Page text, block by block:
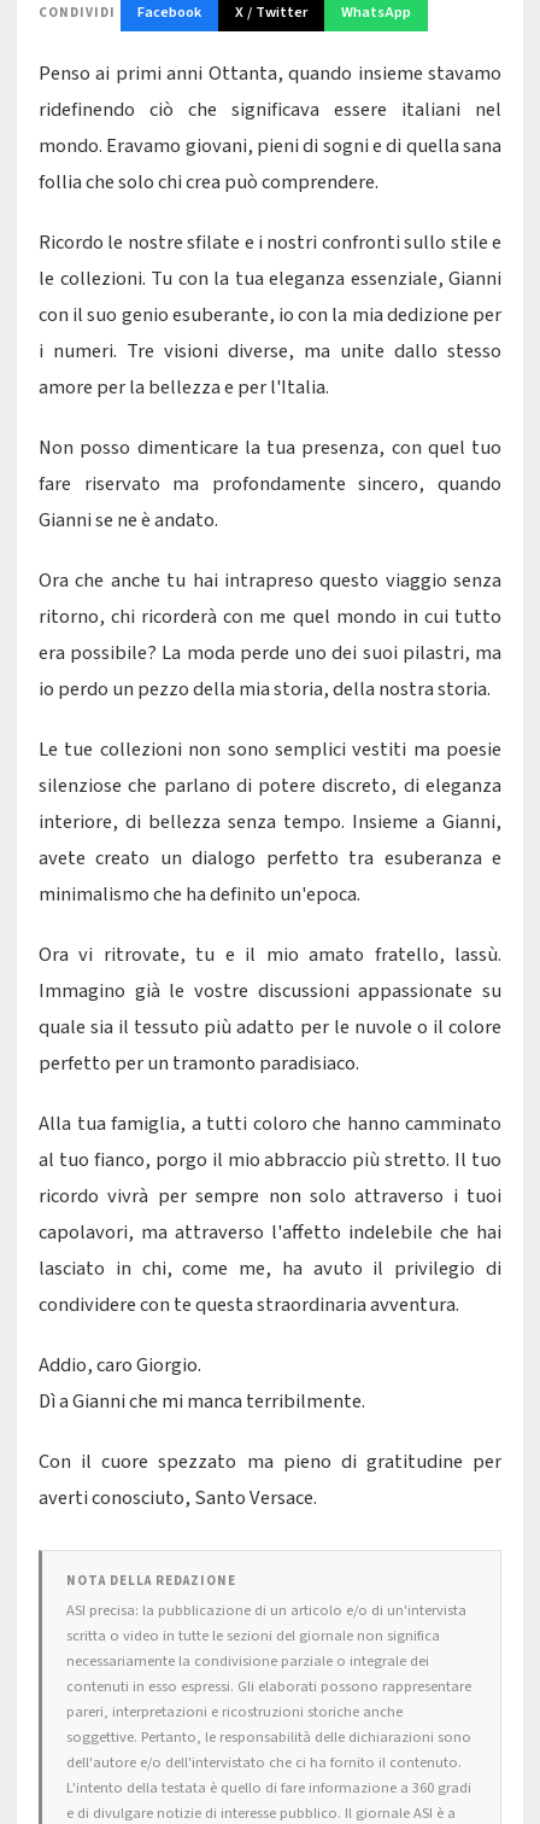
CONDIVIDI Facebook X / Twitter WhatsApp
Penso ai primi anni Ottanta, quando insieme stavamo
ridefinendo ciò che significava essere italiani nel
mondo. Eravamo giovani, pieni di sogni e di quella sana
follia che solo chi crea può comprendere.
Ricordo le nostre sfilate e i nostri confronti sullo stile e
le collezioni. Tu con la tua eleganza essenziale, Gianni
con il suo genio esuberante, io con la mia dedizione per
i numeri. Tre visioni diverse, ma unite dallo stesso
amore per la bellezza e per l'Italia.
Non posso dimenticare la tua presenza, con quel tuo
fare riservato ma profondamente sincero, quando
Gianni se ne è andato.
Ora che anche tu hai intrapreso questo viaggio senza
ritorno, chi ricorderà con me quel mondo in cui tutto
era possibile? La moda perde uno dei suoi pilastri, ma
io perdo un pezzo della mia storia, della nostra storia.
Le tue collezioni non sono semplici vestiti ma poesie
silenziose che parlano di potere discreto, di eleganza
interiore, di bellezza senza tempo. Insieme a Gianni,
avete creato un dialogo perfetto tra esuberanza e
minimalismo che ha definito un'epoca.
Ora vi ritrovate, tu e il mio amato fratello, lassù.
Immagino già le vostre discussioni appassionate su
quale sia il tessuto più adatto per le nuvole o il colore
perfetto per un tramonto paradisiaco.
Alla tua famiglia, a tutti coloro che hanno camminato
al tuo fianco, porgo il mio abbraccio più stretto. Il tuo
ricordo vivrà per sempre non solo attraverso i tuoi
capolavori, ma attraverso l'affetto indelebile che hai
lasciato in chi, come me, ha avuto il privilegio di
condividere con te questa straordinaria avventura.
Addio, caro Giorgio.
Dì a Gianni che mi manca terribilmente.
Con il cuore spezzato ma pieno di gratitudine per
averti conosciuto, Santo Versace.
NOTA DELLA REDAZIONE
ASI precisa: la pubblicazione di un articolo e/o di un'intervista
scritta o video in tutte le sezioni del giornale non significa
necessariamente la condivisione parziale o integrale dei
contenuti in esso espressi. Gli elaborati possono rappresentare
pareri, interpretazioni e ricostruzioni storiche anche
soggettive. Pertanto, le responsabilità delle dichiarazioni sono
dell'autore e/o dell'intervistato che ci ha fornito il contenuto.
L'intento della testata è quello di fare informazione a 360 gradi
e di divulgare notizie di interesse pubblico. Il giornale ASI è a